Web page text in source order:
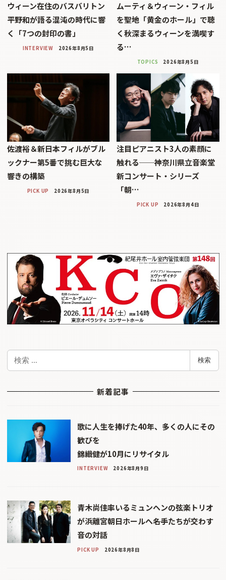
ウィーン在住のバスバリトン
平野和が語る混沌の時代に響
く「7つの封印の書」
INTERVIEW 2026年8月5日
ムーティ＆ウィーン・フィル
を聖地「黄金のホール」で聴
く秋深まるウィーンを満喫す
る…
TOPICS 2026年8月5日
佐渡裕＆新日本フィルがブル
ックナー第5番で挑む巨大な
響きの構築
PICK UP 2026年8月5日
注目ピアニスト3人の素顔に
触れる──神奈川県立音楽堂
新コンサート・シリーズ
「朝…
PICK UP 2026年8月4日
検
検索
新着記事
歌に人生を捧げた40年、多くの人にその
歓びを
錦織健が10月にリサイタル
INTERVIEW 2026年8月9日
青木尚佳率いるミュンヘンの弦楽トリオ
が浜離宮朝日ホールへ――名手たちが交わす
音の対話
PICK UP 2026年8月8日